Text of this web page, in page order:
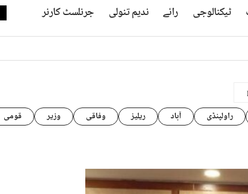
ٹیکنالوجی رائے ندیم تنولی جرنلسٹ کارنر
راولپنڈی آباد ریلیز وفاقی وزیر قومی